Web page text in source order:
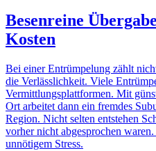
Besenreine Übergabe
Kosten
Bei einer Entrümpelung zählt
die Verlässlichkeit. Viele
Vermittlungsplattformen. Mit
Ort arbeitet dann ein fremdes
Region. Nicht selten entstehen
vorher nicht abgesprochen
unnötigem Stress.